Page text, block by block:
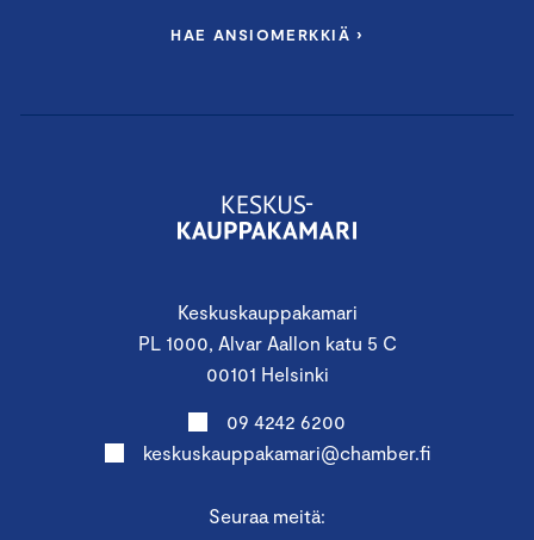
Keskuskauppakamari
PL 1000, Alvar Aallon katu 5 C
00101 Helsinki
09 4242 6200
keskuskauppakamari@chamber.fi
Seuraa meitä:
HAE ANSIOMERKKIÄ ›